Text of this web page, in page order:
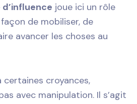
joue ici un rôle
de mobiliser, de
avancer les choses au
croyances,
avec manipulation. Il s’agit